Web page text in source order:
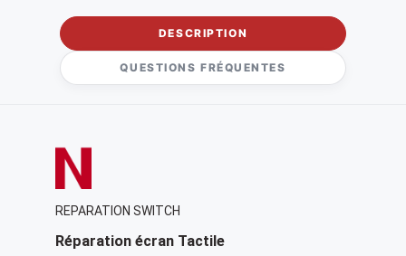
DESCRIPTION
QUESTIONS FRÉQUENTES
REPARATION SWITCH
Réparation écran Tactile